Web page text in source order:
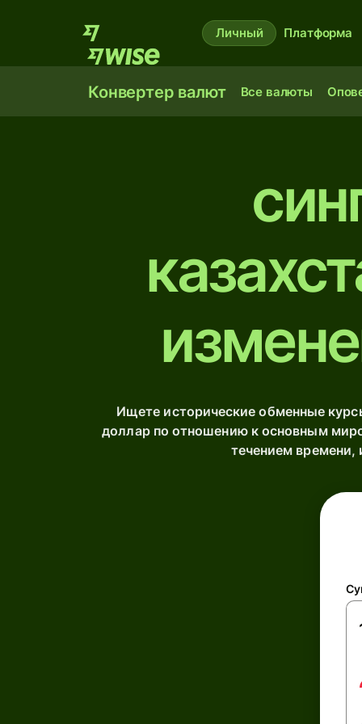
Личный Платформа
Конвертер валют Все валюты
Ищете исторические обменные
доллар по отношению к основным
течением